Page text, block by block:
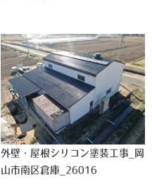
外壁・屋根シリコン塗装工事_岡
山市南区倉庫_26016